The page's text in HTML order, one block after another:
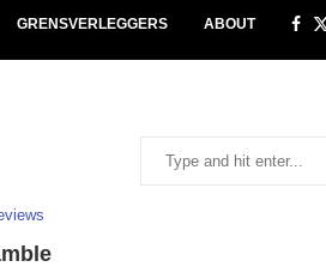
GRENSVERLEGGERS ABOUT